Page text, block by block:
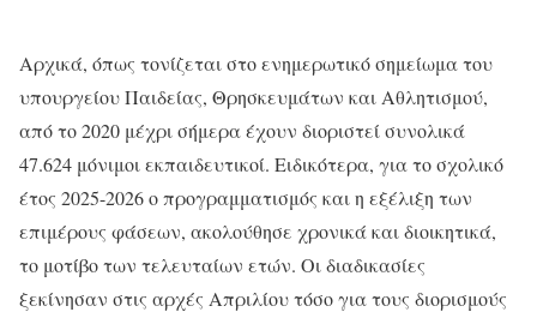
Αρχικά, όπως τονίζεται στο ενημερωτικό σημείωμα του
υπουργείου Παιδείας, Θρησκευμάτων και Αθλητισμού,
από το 2020 μέχρι σήμερα έχουν διοριστεί συνολικά
47.624 μόνιμοι εκπαιδευτικοί. Ειδικότερα, για το σχολικό
έτος 2025-2026 ο προγραμματισμός και η εξέλιξη των
επιμέρους φάσεων, ακολούθησε χρονικά και διοικητικά,
το μοτίβο των τελευταίων ετών. Οι διαδικασίες
ξεκίνησαν στις αρχές Απριλίου τόσο για τους διορισμούς